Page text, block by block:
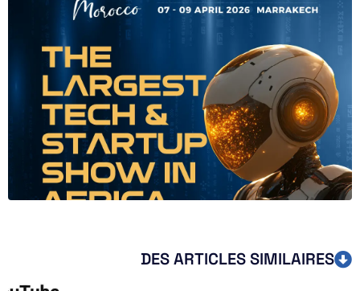
DES ARTICLES SIMILAIRES